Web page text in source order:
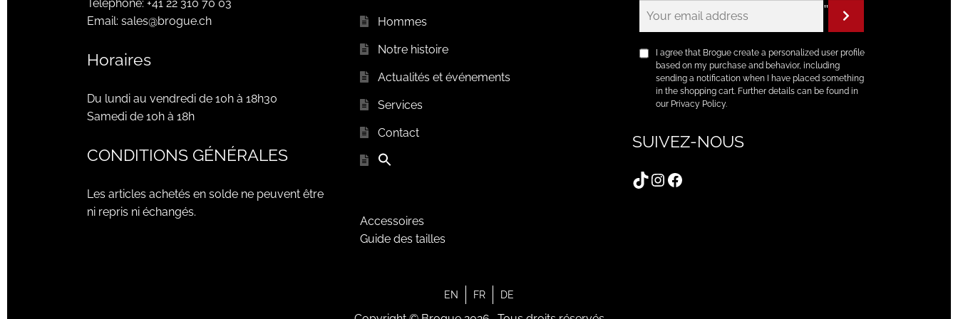
Téléphone: +41 22 310 70 03
Email: sales@brogue.ch
Horaires
Du lundi au vendredi de 10h à 18h30
Samedi de 10h à 18h
CONDITIONS GÉNÉRALES
Les articles achetés en solde ne peuvent être
ni repris ni échangés.
Hommes
Notre histoire
Actualités et événements
Services
Contact
Accessoires
Guide des tailles
"
I agree that Brogue create a personalized user profile
based on my purchase and behavior, including
sending a notification when I have placed something
in the shopping cart. Further details can be found in
our Privacy Policy.
SUIVEZ-NOUS
TikTok
Instagram
Facebook
EN FR DE